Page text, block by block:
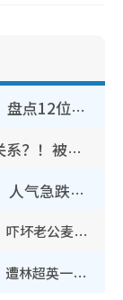
《爱·回家》隐形富豪卧虎藏龙！盘点12位财气逼人的有钱艺人：这位美女3亿身家不愁做
叶泓文拍拖一周年亲口否认情侣关系？！被质疑感情造假竟称GM“普通同事”
30岁男艺人低调宣布已秘密离巢！人气急跌变失踪人口：“这几年过得并不容易”
简淑儿染金发剪短头发气质判若两人！吓坏老公麦大力都认不出：“你做什么？”
TVB新闻主播陈嘉欣镜头前罕见失守！遭林超英一句话突袭吓坏当场大笑